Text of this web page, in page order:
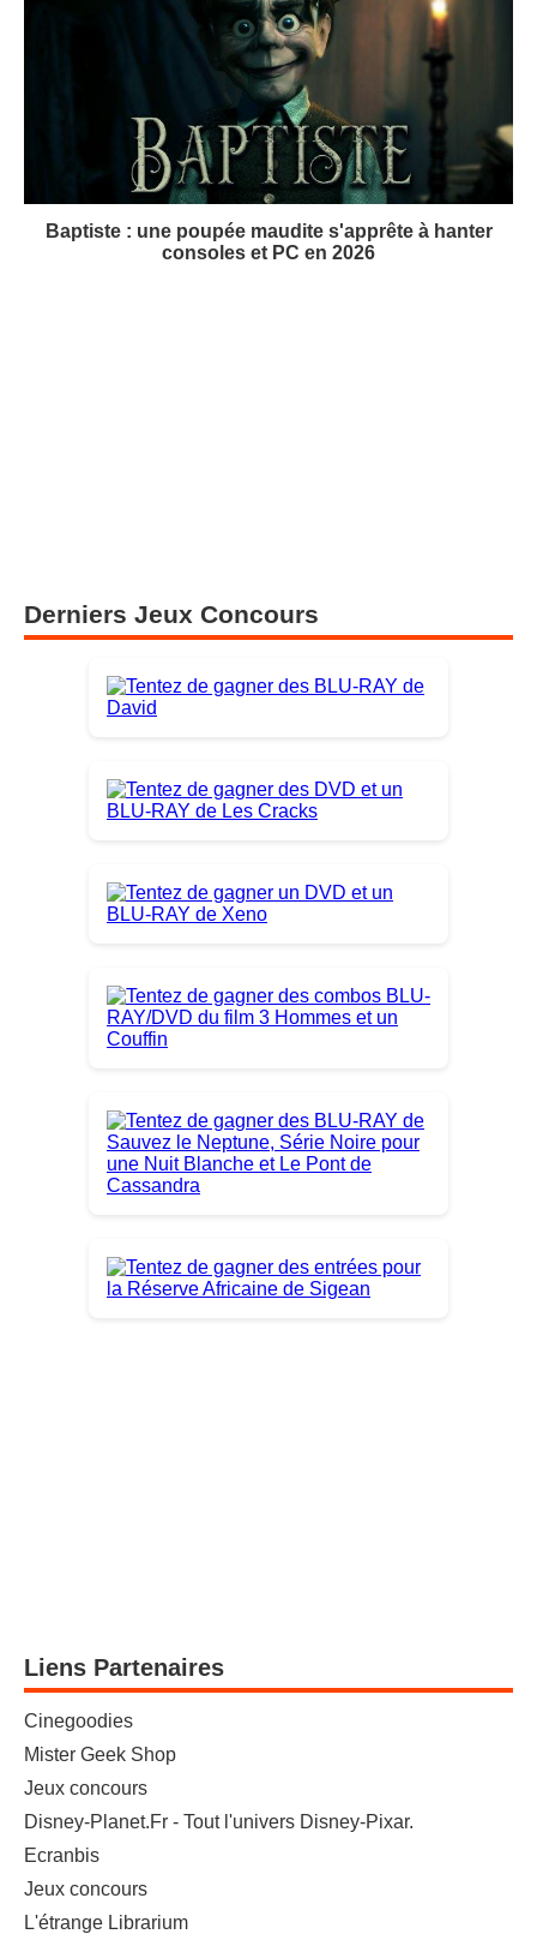
Baptiste : une poupée maudite s'apprête à hanter
consoles et PC en 2026
Derniers Jeux Concours
Liens Partenaires
Cinegoodies
Mister Geek Shop
Jeux concours
Disney-Planet.Fr - Tout l'univers Disney-Pixar.
Ecranbis
Jeux concours
L'étrange Librarium